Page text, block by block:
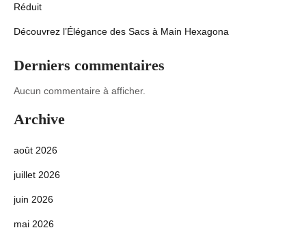
Réduit
Découvrez l’Élégance des Sacs à Main Hexagona
Derniers commentaires
Aucun commentaire à afficher.
Archive
août 2026
juillet 2026
juin 2026
mai 2026